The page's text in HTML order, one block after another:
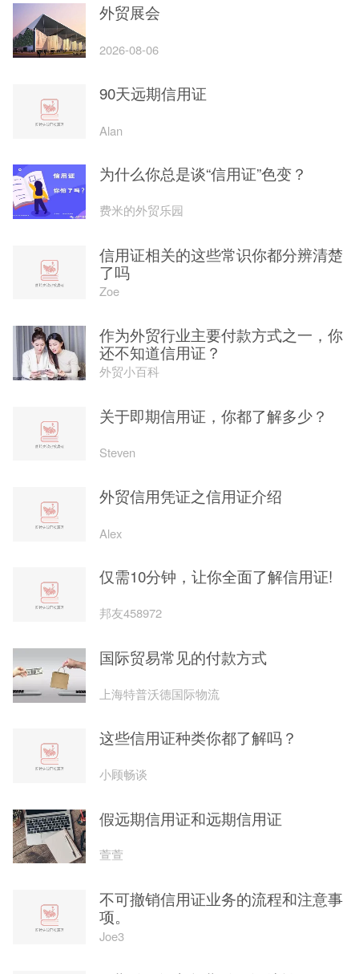
外贸展会
2026-08-06
90天远期信用证
Alan
为什么你总是谈“信用证”色变？
费米的外贸乐园
信用证相关的这些常识你都分辨清楚
了吗
Zoe
作为外贸行业主要付款方式之一，你
还不知道信用证？
外贸小百科
关于即期信用证，你都了解多少？
Steven
外贸信用凭证之信用证介绍
Alex
仅需10分钟，让你全面了解信用证!
邦友458972
国际贸易常见的付款方式
上海特普沃德国际物流
这些信用证种类你都了解吗？
小顾畅谈
假远期信用证和远期信用证
萱萱
不可撤销信用证业务的流程和注意事
项。
Joe3